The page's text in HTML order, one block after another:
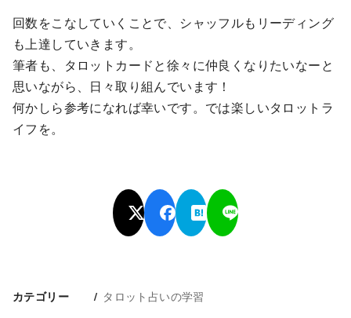
回数をこなしていくことで、シャッフルもリーディング
も上達していきます。
筆者も、タロットカードと徐々に仲良くなりたいなーと
思いながら、日々取り組んでいます！
何かしら参考になれば幸いです。では楽しいタロットラ
イフを。
カテゴリー タロット占いの学習